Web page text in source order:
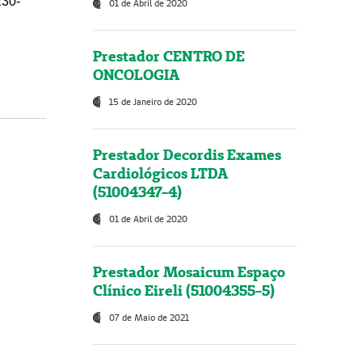
01 de Abril de 2020
Prestador CENTRO DE
ONCOLOGIA
15 de Janeiro de 2020
Prestador Decordis Exames
Cardiológicos LTDA
(51004347-4)
01 de Abril de 2020
Prestador Mosaicum Espaço
Clínico Eireli (51004355-5)
07 de Maio de 2021